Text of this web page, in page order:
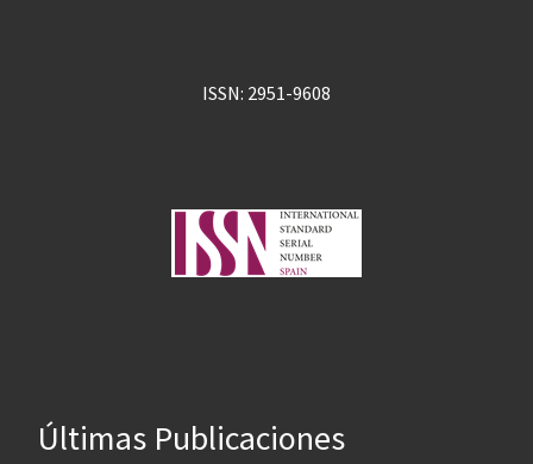
ISSN: 2951-9608
Últimas Publicaciones